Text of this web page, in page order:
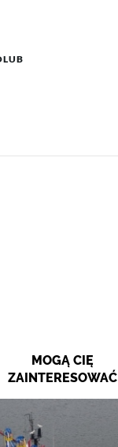
MOGĄ CIĘ
ZAINTERESOWAĆ